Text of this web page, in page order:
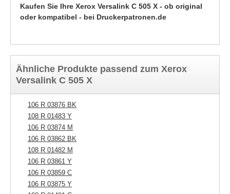
Kaufen Sie Ihre Xerox Versalink C 505 X - ob original
oder kompatibel - bei Druckerpatronen.de
Ähnliche Produkte passend zum Xerox
Versalink C 505 X
106 R 03876 BK
108 R 01483 Y
106 R 03874 M
106 R 03862 BK
108 R 01482 M
106 R 03861 Y
106 R 03859 C
106 R 03875 Y